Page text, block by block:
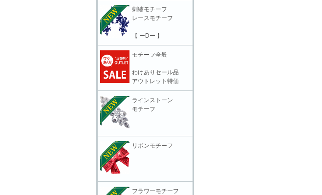
刺繍モチーフ
レースモチーフ
【 ーDー 】
モチーフ全般
わけありセール品
アウトレット特価
ラインストーン
モチーフ
リボンモチーフ
フラワーモチーフ